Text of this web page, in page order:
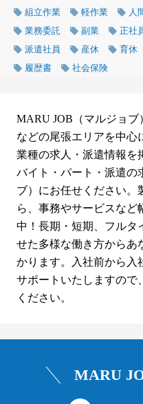
組立作業
軽作業 人
業務委託
副業 正社
派遣社員
産休 育休
履歴書
社会保険
MARU JOB（マルジョ
などの尾張エリアを中心
業種の求人・派遣情報を
バイト・パート・派遣の
ブ）にお任せください。
ら、事務やサービスなど
中！長期・短期、フルタ
せた多様な働き方からあ
かります。入社前から入
サポートいたしますので
ください。
MARU